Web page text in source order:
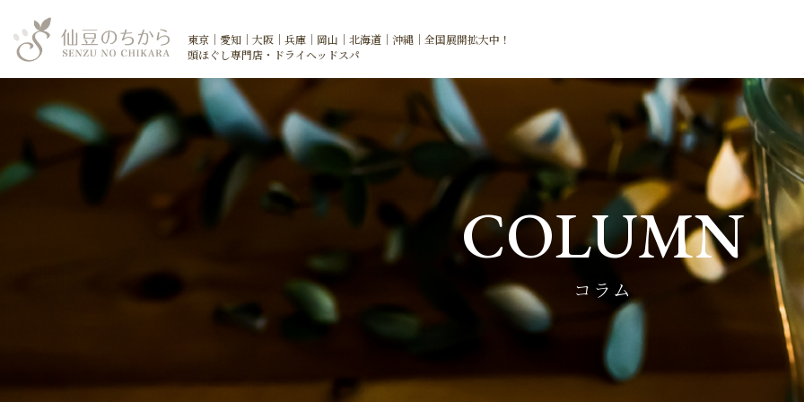
東京｜愛知｜大阪｜兵庫｜岡山｜北海道｜沖縄｜全国展開拡大中！
頭ほぐし専門店・ドライヘッドスパ
COLUMN
コラム